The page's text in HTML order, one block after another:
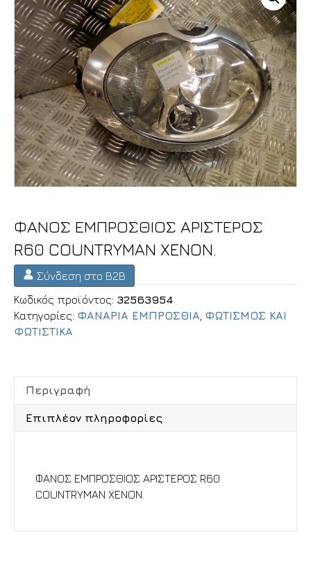
ΦΑΝΟΣ ΕΜΠΡΟΣΘΙΟΣ ΑΡΙΣΤΕΡΟΣ
R60 COUNTRYMAN XENON.
Σύνδεση στο B2B
Κωδικός προϊόντος: 32563954
Κατηγορίες: ΦΑΝΑΡΙΑ ΕΜΠΡΟΣΘΙΑ ΦΩΤΙΣΜΟΣ ΚΑΙ
ΦΩΤΙΣΤΙΚΑ
Περιγραφή
Επιπλέον πληροφορίες
ΦΑΝΟΣ ΕΜΠΡΟΣΘΙΟΣ ΑΡΙΣΤΕΡΟΣ R60
COUNTRYMAN XENON.